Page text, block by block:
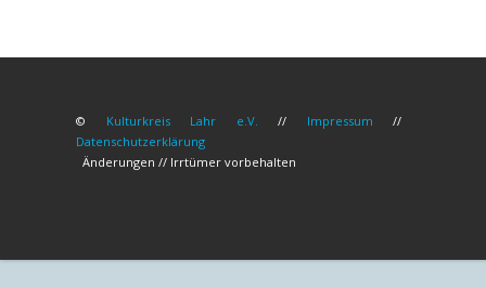
© Kulturkreis Lahr e.V. // Impressum //
Datenschutzerklärung
Änderungen // Irrtümer vorbehalten